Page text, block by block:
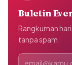
Buletin
Rangkuman
tanpa spam.
Alamat email